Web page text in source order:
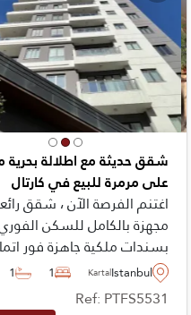
شقق حديثة مع اطلالة
على مرمرة للبيع في كارتال
اغتنم الفرصة الآن ، شقق
مجهزة بالكامل للسكن
بسندات ملكية جاهزة فور
عملية الشراء للبيع في منطقة
كارتال في القسم الأناضولي
Istanbul
Kartal
1
1
Ref: PTFS5531